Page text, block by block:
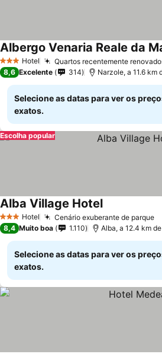
3 EstrelasHotel Quartos recentemente
Albergo Venaria Reale da
8,6 Excelente 314 Narzole, a 11.6 km
Selecione as datas para ver os
exatos.
Escolha popular
3 EstrelasHotel Cenário exuberante de parque
Alba Village Hotel
8,4 Muito boa 1.110 Alba, a 12.4 km
Selecione as datas para ver os
exatos.